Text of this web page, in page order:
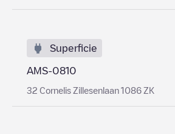
Superficie
AMS-0810
32 Cornelis Zillesenlaan 1086 ZK